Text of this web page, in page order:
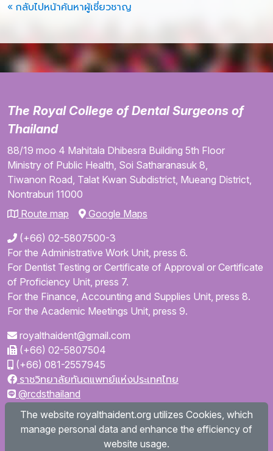
« กลับไปหน้าค้นหาผู้เชี่ยวชาญ
The Royal College of Dental Surgeons of
Thailand
88/19 moo 4 Mahitala Dhibesra Building 5th Floor
Ministry of Public Health, Soi Satharanasuk 8,
Tiwanon Road, Talat Kwan Subdistrict, Mueang District,
Nontraburi 11000
Route map
Google Maps
(+66) 02-5807500-3
For the Administrative Work Unit, press 6.
For Dentist Testing or Certificate of Approval or Certificate
of Proficiency Unit, press 7.
For the Finance, Accounting and Supplies Unit, press 8.
For the Academic Meetings Unit, press 9.
royalthaident@gmail.com
(+66) 02-5807504
(+66) 081-2557945
ราชวิทยาลัยทันตแพทย์แห่งประเทศไทย
@rcdsthailand
royalthaident
Royal College of Dental Surgeons of Thailand
The website royalthaident.org utilizes Cookies, which
manage personal data and enhance the efficiency of
website usage.